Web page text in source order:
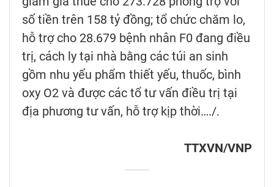
số tiền trên 158 tỷ đồng; tổ chức chăm lo,
hỗ trợ cho 28.679 bệnh nhân F0 đang điều
trị, cách ly tại nhà bằng các túi an sinh
gồm nhu yếu phẩm thiết yếu, thuốc, bình
oxy O2 và được các tổ tư vấn điều trị tại
địa phương tư vấn, hỗ trợ kịp thời…./.
TTXVN/VNP